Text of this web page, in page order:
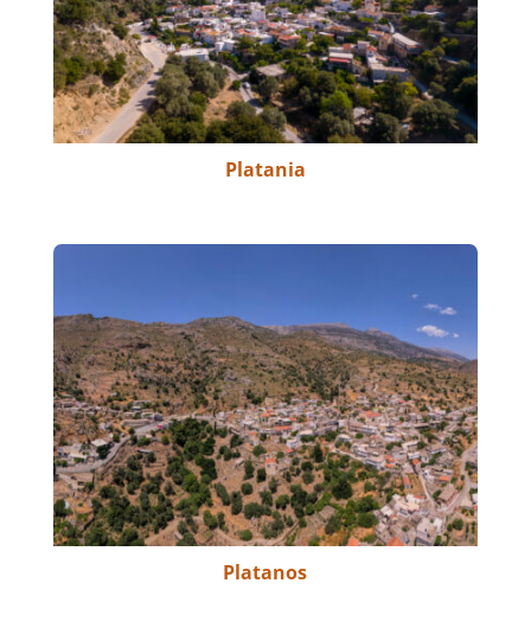
Platania
Platanos